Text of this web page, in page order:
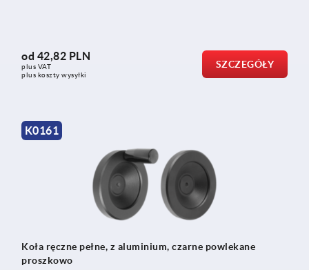
od 42,82 PLN
plus VAT
plus koszty wysyłki
SZCZEGÓŁY
K0161
Koła ręczne pełne, z aluminium, czarne powlekane
proszkowo